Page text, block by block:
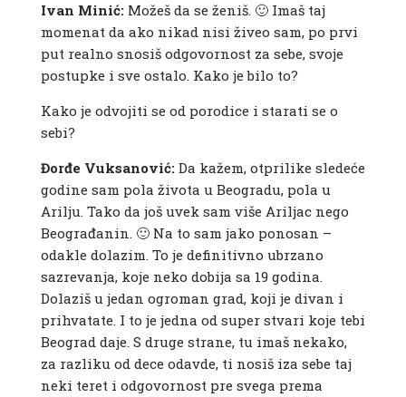
Ivan Minić:Možeš da se ženiš. 🙂 Imaš taj
momenat da ako nikad nisi živeo sam, po prvi
put realno snosiš odgovornost za sebe, svoje
postupke i sve ostalo. Kako je bilo to?
Kako je odvojiti se od porodice i starati se o
sebi?
Đorđe Vuksanović:Da kažem, otprilike sledeće
godine sam pola života u Beogradu, pola u
Arilju. Tako da još uvek sam više Ariljac nego
Beograđanin. 🙂 Na to sam jako ponosan –
odakle dolazim. To je definitivno ubrzano
sazrevanja, koje neko dobija sa 19 godina.
Dolaziš u jedan ogroman grad, koji je divan i
prihvatate. I to je jedna od super stvari koje tebi
Beograd daje. S druge strane, tu imaš nekako,
za razliku od dece odavde, ti nosiš iza sebe taj
neki teret i odgovornost pre svega prema